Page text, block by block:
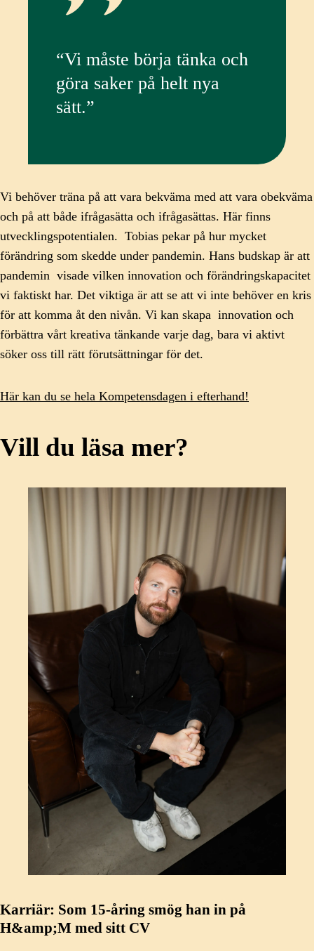
“Vi måste börja tänka och
göra saker på helt nya
sätt.”
Vi behöver träna på att vara bekväma med att vara obekväma
och på att både ifrågasätta och ifrågasättas. Här finns
utvecklingspotentialen. Tobias pekar på hur mycket
förändring som skedde under pandemin. Hans budskap är att
pandemin visade vilken innovation och förändringskapacitet
vi faktiskt har. Det viktiga är att se att vi inte behöver en kris
för att komma åt den nivån. Vi kan skapa innovation och
förbättra vårt kreativa tänkande varje dag, bara vi aktivt
söker oss till rätt förutsättningar för det.
Här kan du se hela Kompetensdagen i efterhand!
Vill du läsa mer?
Karriär: Som 15-åring smög han in på
H&amp;M med sitt CV